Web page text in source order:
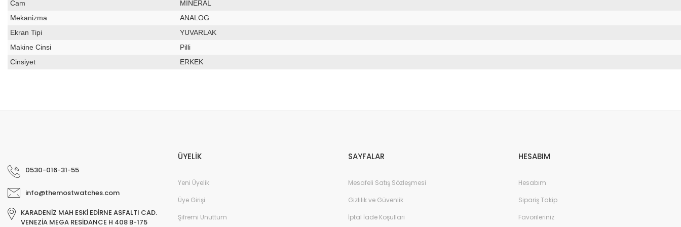
Cam
MİNERAL
Mekanizma
ANALOG
Ekran Tipi
YUVARLAK
Makine Cinsi
Pilli
Cinsiyet
ERKEK
Ürün bilgilerinde hatalar bulunuyor.
Bu ürüne benzer farklı alternatifler olmalı.
0530-016-31-55
info@themostwatches.com
KARADENİZ MAH ESKİ EDİRNE ASFALTI CAD.
VENEZİA MEGA RESİDANCE H 408 B-175
ÜYELİK
Yeni Üyelik
Üye Girişi
Şifremi Unuttum
SAYFALAR
Mesafeli Satış Sözleşmesi
Gizlilik ve Güvenlik
İptal İade Koşullari
HESABIM
Hesabım
Sipariş Takip
Favorileriniz